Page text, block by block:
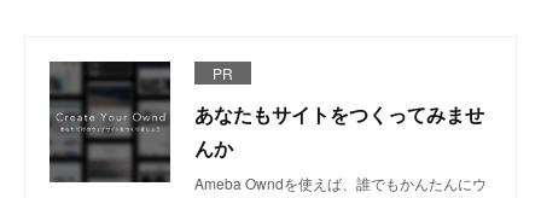
PR
あなたもサイトをつくってみませ
んか
Ameba Owndを使えば、誰でもかんたんにウ